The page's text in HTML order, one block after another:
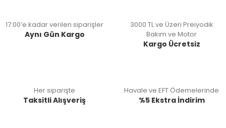
17:00’e kadar verilen siparişler
Aynı Gün Kargo
3000 TL ve Üzeri Preiyodik
Bakım ve Motor
Kargo Ücretsiz
Her siparişte
Taksitli Alışveriş
Havale ve EFT Ödemelerinde
%5 Ekstra İndirim